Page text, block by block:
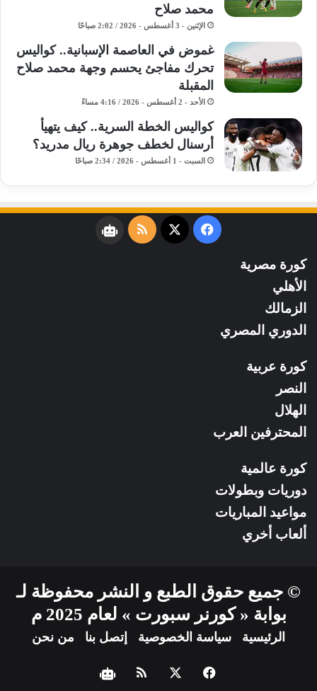
محمد صلاح
الإثنين - 3 أغسطس - 2026 / 2:02 صباحًا
غموض في العاصمة الإسبانية.. كواليس
تحرك مفاجئ يحسم وجهة محمد صلاح
المقبلة
الأحد - 2 أغسطس - 2026 / 4:16 مساءً
كواليس الخطة السرية.. كيف يتهيأ
أرسنال لخطف جوهرة ريال مدريد؟
السبت - 1 أغسطس - 2026 / 2:34 صباحًا
فيسبوك
‫X
ملخصنبض
كورة مصرية
الأهلي
الزمالك
الدوري المصري
كورة عربية
النصر
الهلال
المحترفين العرب
كورة عالمية
دوريات وبطولات
مواعيد المباريات
ألعاب أخري
© جميع حقوق الطبع و النشر محفوظة لـ
بوابة « كورنر سبورت » لعام 2025 م
الرئيسية سياسة الخصوصية إتصل بنا من نحن
فيسبوك ملخصنبض